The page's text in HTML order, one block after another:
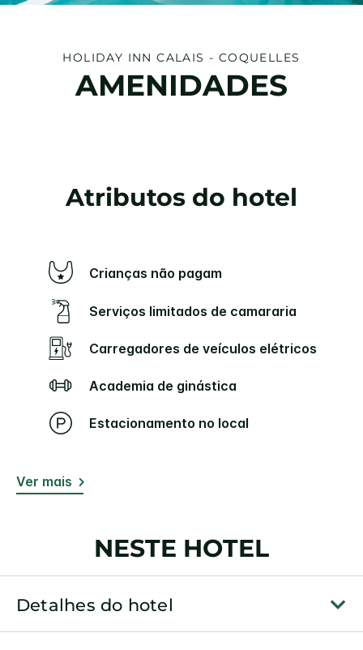
HOLIDAY INN CALAIS - COQUELLES
AMENIDADES
Atributos do hotel
Crianças não pagam
Serviços limitados de camararia
Carregadores de veículos elétricos
Academia de ginástica
Estacionamento no local
Ver mais
NESTE HOTEL
Detalhes do hotel